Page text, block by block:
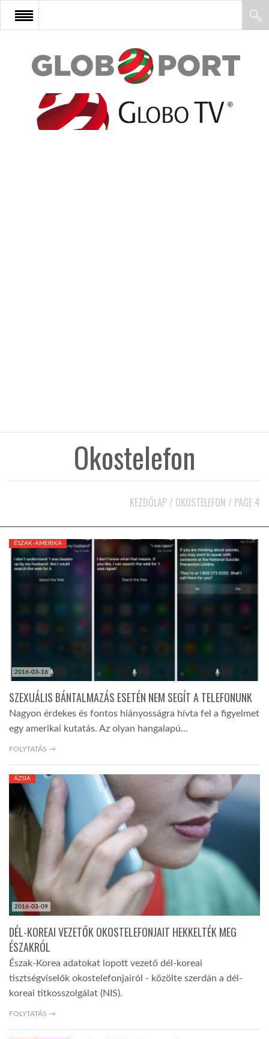
FŐOLDAL
AFRIKA
HÍR3D
TROPICALMAGAZIN
GLOBOTV
AFRIKA TUDÁSTÁR
A NAP SZÉPE
LINKTR.EE
DOBRAVERO.HU
LATIMO.HU
GLOBOBOOK
Okostelefon
KEZDŐLAP / OKOSTELEFON / PAGE 4
2016-03-16
ÉSZAK-AMERIKA
SZEXUÁLIS BÁNTALMAZÁS ESETÉN NEM SEGÍT A TELEFONUNK
Nagyon érdekes és fontos hiányosságra hívta fel a figyelmet
egy amerikai kutatás. Az olyan hangalapú…
FOLYTATÁS →
2016-03-09
ÁZSIA
DÉL-KOREAI VEZETŐK OKOSTELEFONJAIT HEKKELTÉK MEG
ÉSZAKRÓL
Észak-Korea adatokat lopott vezető dél-koreai
tisztségviselők okostelefonjairól - közölte szerdán a dél-
koreai titkosszolgálat (NIS).
FOLYTATÁS →